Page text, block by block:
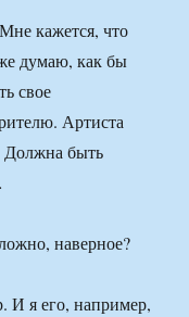
кажется, что
думаю, как бы
свое
Артиста
Должна быть
наверное?
И я его, например,